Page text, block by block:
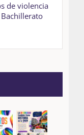
de violencia